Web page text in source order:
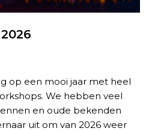
op een mooi jaar met heel
We hebben veel
en oude bekenden
uit om van 2026 weer